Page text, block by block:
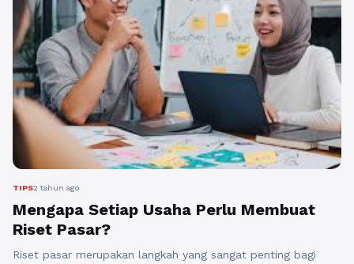
TIPS2 tahun ago
Mengapa Setiap Usaha Perlu Membuat
Riset Pasar?
Riset pasar merupakan langkah yang sangat penting bagi